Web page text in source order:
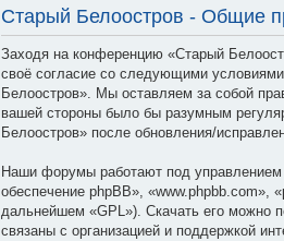
Старый Белоостров - Общие
Заходя на конференцию «Старый
своё согласие со следующими
Белоостров». Мы оставляем за собой
вашей стороны было бы разумным
Белоостров» после обновления/
Наши форумы работают под управлением
обеспечение phpBB», «www.phpbb.com»,
дальнейшем «GPL»). Скачать его можно
связаны с организацией и поддержкой